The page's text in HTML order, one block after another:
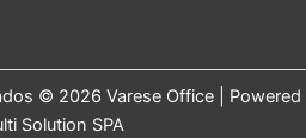
© 2026 Varese Office | Powered
Solution SPA